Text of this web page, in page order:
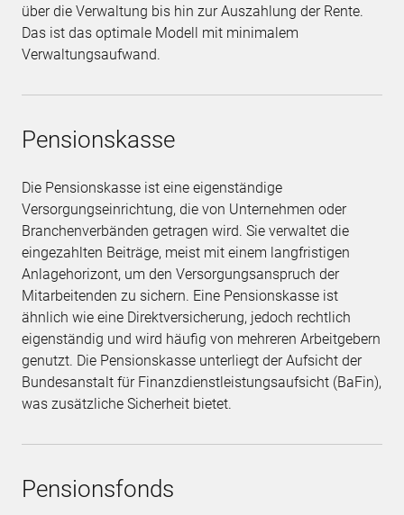
über die Verwaltung bis hin zur Auszahlung der Rente.
Das ist das optimale Modell mit minimalem
Verwaltungsaufwand.
Pensionskasse
Die Pensionskasse ist eine eigenständige
Versorgungseinrichtung, die von Unternehmen oder
Branchenverbänden getragen wird. Sie verwaltet die
eingezahlten Beiträge, meist mit einem langfristigen
Anlagehorizont, um den Versorgungsanspruch der
Mitarbeitenden zu sichern. Eine Pensionskasse ist
ähnlich wie eine Direktversicherung, jedoch rechtlich
eigenständig und wird häufig von mehreren Arbeitgebern
genutzt. Die Pensionskasse unterliegt der Aufsicht der
Bundesanstalt für Finanzdienstleistungsaufsicht (BaFin),
was zusätzliche Sicherheit bietet.
Pensionsfonds